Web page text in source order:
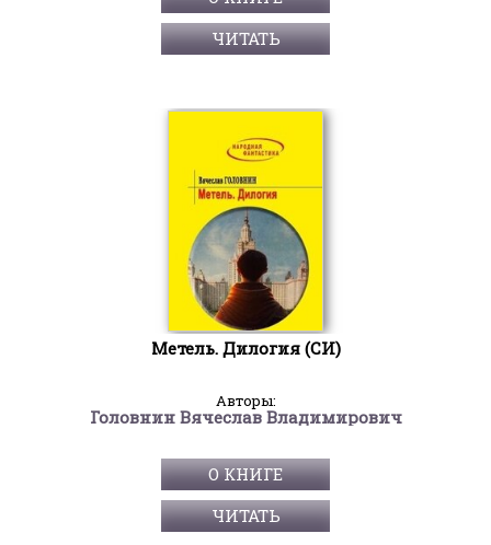
ЧИТАТЬ
Метель. Дилогия (СИ)
Авторы:
Головнин Вячеслав Владимирович
О КНИГЕ
ЧИТАТЬ